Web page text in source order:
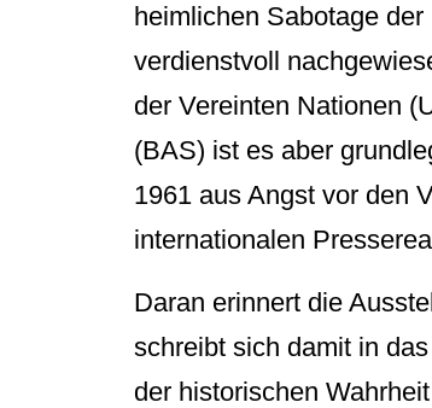
heimlichen Sabotage
verdienstvoll
der Vereinten Nationen
(BAS) ist es aber
1961 aus Angst vor den
internationalen
Daran erinnert die
schreibt sich damit in
der historischen